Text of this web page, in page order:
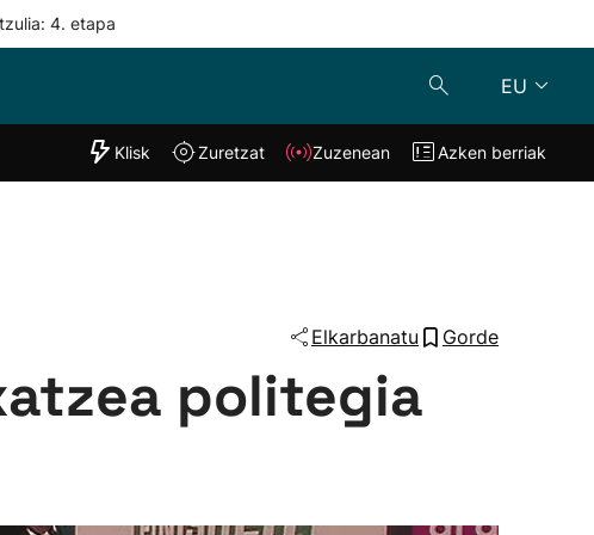
4. etapa
EU
"Helmuga"
Klisk Zuzenean
Klisk Zuretzat Zuzenean Azken berriak
Elkarbanatu Gorde
politegia